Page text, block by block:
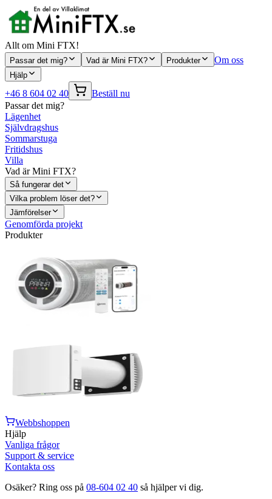
Allt om Mini FTX!
Passar det mig? Vad är Mini FTX? Produkter Om oss
Hjälp
+46 8 604 02 40
Beställ nu
Passar det mig?
Lägenhet
Självdragshus
Sommarstuga
Fritidshus
Villa
Vad är Mini FTX?
Så fungerar det
Vilka problem löser det?
Jämförelser
Genomförda projekt
Produkter
Webbshoppen
Hjälp
Vanliga frågor
Support & service
Kontakta oss
Osäker? Ring oss på 08-604 02 40 så hjälper vi dig.